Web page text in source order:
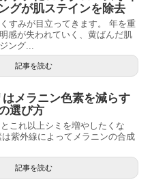
グが肌ステインを除去
すみが目立ってきます。 年を重
感が失われていく、黄ばんだ肌
ング...
記事を読む
メラニン色素を減らす
選び方
これ以上シミを増やしたくな
紫外線によってメラニンの合成
記事を読む